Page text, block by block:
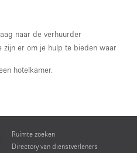
naar de verhuurder
zijn er om je hulp te bieden waar
hotelkamer.
Ruimte zoeken
Directory van dienstverleners